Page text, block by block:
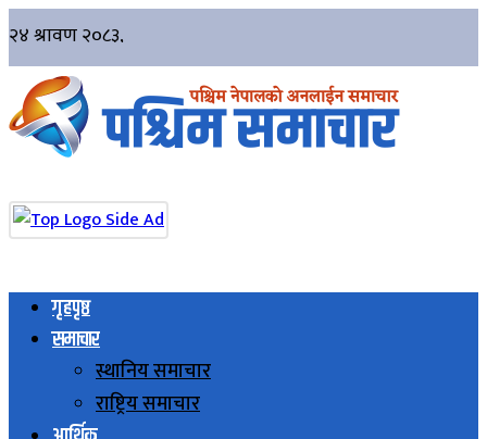
गृहपृष्ठ
समाचार
स्थानिय समाचार
राष्ट्रिय समाचार